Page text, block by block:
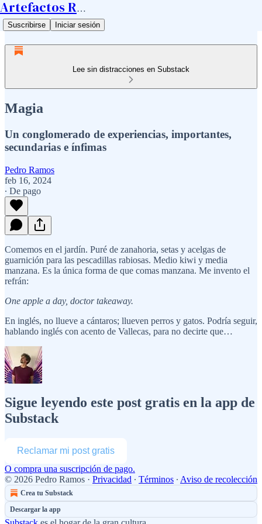
Artefactos Ramos
Suscribirse Iniciar sesión
Lee sin distracciones en Substack
Magia
Un conglomerado de experiencias, importantes,
secundarias e ínfimas
Pedro Ramos
feb 16, 2024
∙ De pago
Comemos en el jardín. Puré de zanahoria, setas y acelgas de
guarnición para las pescadillas rabiosas. Medio kiwi y media
manzana. Es la única forma de que comas manzana. Me invento el
refrán:
One apple a day, doctor takeaway.
En inglés, no llueve a cántaros; llueven perros y gatos. Podría seguir,
hablando inglés con acento de Vallecas, para no decirte que…
Sigue leyendo este post gratis en la app de
Substack
Reclamar mi post gratis
O compra una suscripción de pago.
© 2026 Pedro Ramos · Privacidad ∙ Términos ∙ Aviso de recolección
Crea tu Substack
Descargar la app